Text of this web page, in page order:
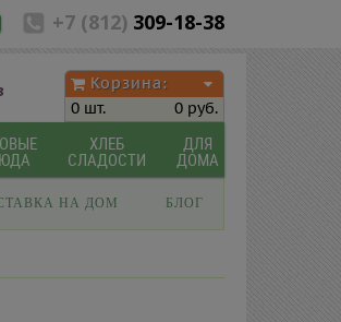
+7 (812) 309-18-38
Корзина:
0 шт.
0 руб.
ХЛЕБ
СЛАДОСТИ
ДЛЯ
ДОМА
НА ДОМ БЛОГ